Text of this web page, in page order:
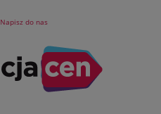
Napisz do nas